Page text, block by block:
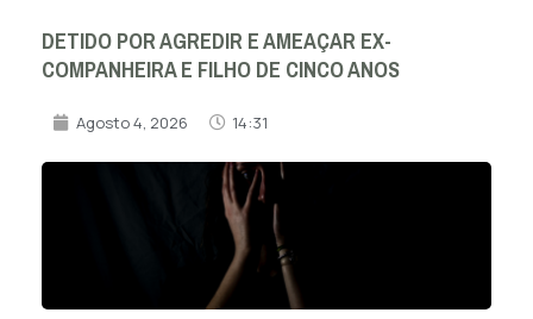
DETIDO POR AGREDIR E AMEAÇAR EX-
COMPANHEIRA E FILHO DE CINCO ANOS
Agosto 4, 2026 14:31